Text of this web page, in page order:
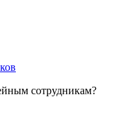
сотрудникам?